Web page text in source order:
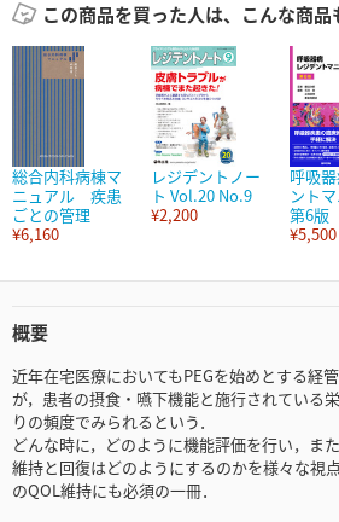
この商品を買った人は、こんな商品
総合内科病棟マ
ニュアル 疾患
ごとの管理
¥6,160
レジデントノー
ト Vol.20 No.9
¥2,200
呼吸
ント
第6版
¥5,500
概要
近年在宅医療においてもPEGを始めとする経
が，患者の摂食・嚥下機能と施行されている
りの頻度でみられるという．
どんな時に，どのように機能評価を行い，ま
維持と回復はどのようにするのかを様々な視
のQOL維持にも必須の一冊．